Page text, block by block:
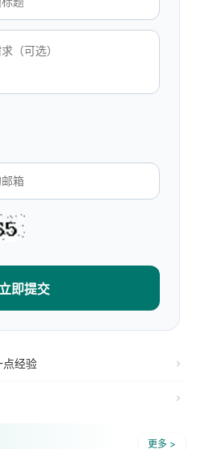
立即提交
点经验
更多 >